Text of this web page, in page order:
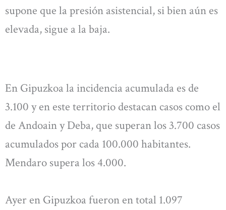
supone que la presión asistencial, si bien aún es
elevada, sigue a la baja.
En Gipuzkoa la incidencia acumulada es de
3.100 y en este territorio destacan casos como el
de Andoain y Deba, que superan los 3.700 casos
acumulados por cada 100.000 habitantes.
Mendaro supera los 4.000.
Ayer en Gipuzkoa fueron en total 1.097